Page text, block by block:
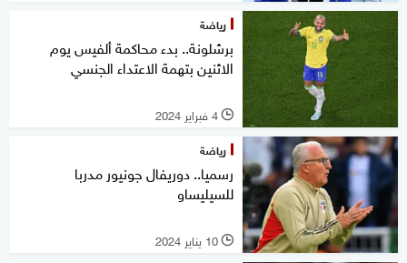
رياضة
برشلونة.. بدء محاكمة ألفيس يوم
الاثنين بتهمة الاعتداء الجنسي
l 4 فبراير 2024
رياضة
رسميا.. دوريفال جونيور مدربا
للسيليساو
l 10 يناير 2024